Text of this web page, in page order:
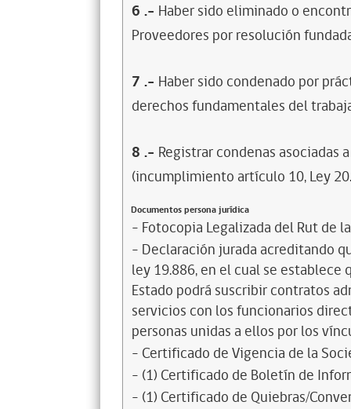
6 .- Haber sido eliminado o
Proveedores por resolución
7 .- Haber sido condenado por
derechos fundamentales del
8 .- Registrar condenas asociadas
(incumplimiento artículo 10, Ley
Documentos persona jurídica
- Fotocopia Legalizada del Rut de
- Declaración jurada acreditando
ley 19.886, en el cual se
Estado podrá suscribir contratos
servicios con los funcionarios
personas unidas a ellos por los
- Certificado de Vigencia de la
- (1) Certificado de Boletín de
- (1) Certificado de Quiebras/